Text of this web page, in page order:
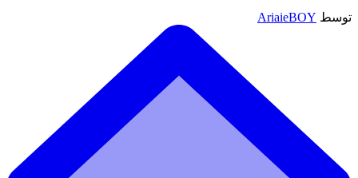
توسطAriaieBOY